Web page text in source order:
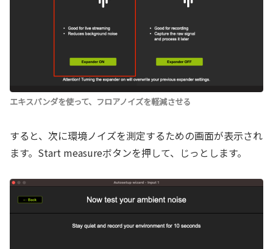
エキスパンダを使って、フロアノイズを軽減させる
すると、次に環境ノイズを測定するための画面が表示され
ます。Start measureボタンを押して、じっとします。